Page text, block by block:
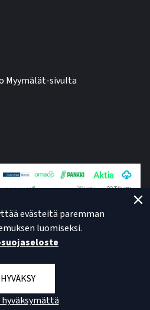
Myymälät-sivulta
evästeitä paremman
luomiseksi.
HYVÄKSY